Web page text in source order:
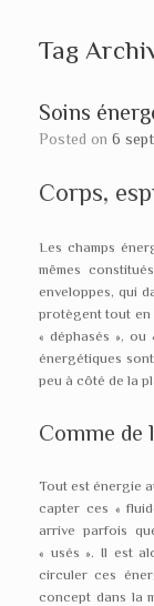
Tag
Soins
Posted on 6
Corps,
Les champs
mêmes
enveloppes, qui
protègent tout en
« déphasés »,
énergétiques
peu à côté de la
Comme de
Tout est énergie
capter ces «
arrive parfois
« usés ». Il est
circuler ces
concept dans la